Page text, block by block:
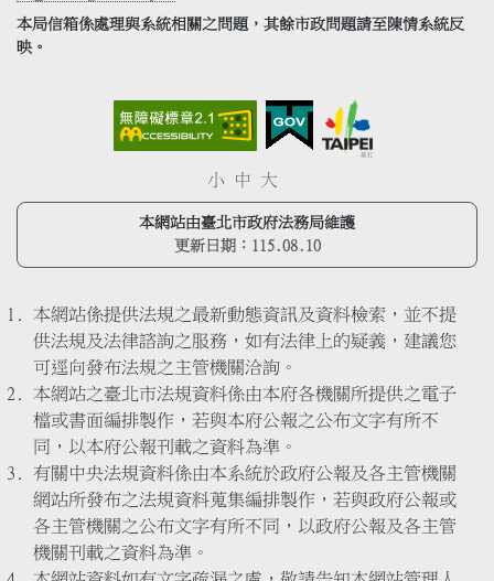
本局信箱係處理與系統相關之問題，其餘市政問題請至陳情系統反
映。
小 中 大
本網站由臺北市政府法務局維護
更新日期： 115.08.10
本網站係提供法規之最新動態資訊及資料檢索，並不提
供法規及法律諮詢之服務，如有法律上的疑義，建議您
可逕向發布法規之主管機關洽詢。
本網站之臺北市法規資料係由本府各機關所提供之電子
檔或書面編排製作，若與本府公報之公布文字有所不
同，以本府公報刊載之資料為準。
有關中央法規資料係由本系統於政府公報及各主管機關
網站所發布之法規資料蒐集編排製作，若與政府公報或
各主管機關之公布文字有所不同，以政府公報及各主管
機關刊載之資料為準。